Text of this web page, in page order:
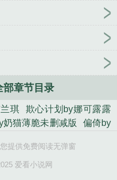
部章节目录
琪
欺心计划by娜可露露
奶猫薄脆未删减版
偏倚by
可露露
病态占有by奶猫
寄生的倒霉土著by陌百生
提供免费阅读无弹窗
爱看小说网